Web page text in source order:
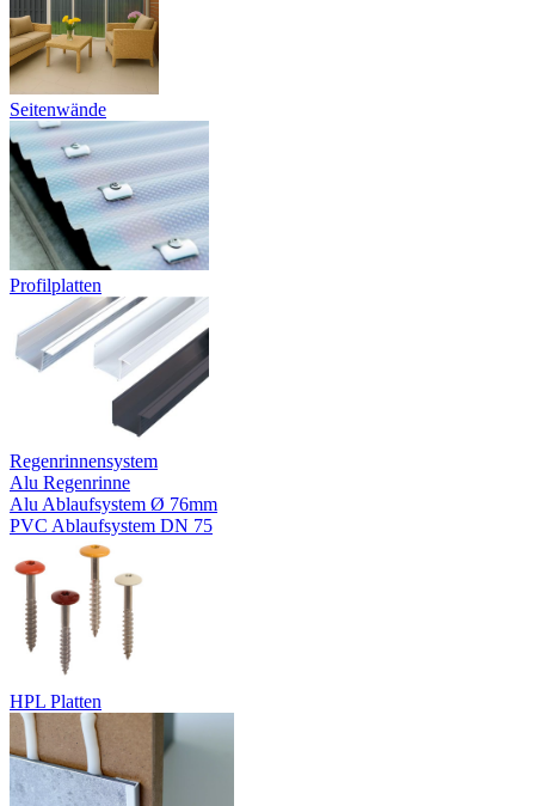
Seitenwände
Profilplatten
Regenrinnensystem
Alu Regenrinne
Alu Ablaufsystem Ø 76mm
PVC Ablaufsystem DN 75
HPL Platten